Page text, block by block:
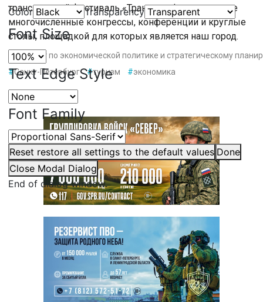
Color Transparency
Font Size
Text Edge Style
Font Family
Reset restore all settings to the default values Done
Close Modal Dialog
End of dialog window.
транспортный фестиваль «ТранспортФест» и другие
многочисленные конгрессы, конференции и круглые
столы, площадкой для которых является наш город.
#Комитет по экономической политике и стратегическому
#Санкт-Петербург #туризм #экономика